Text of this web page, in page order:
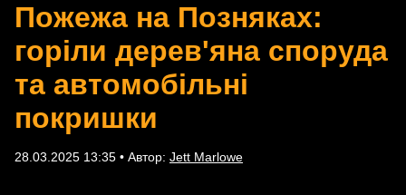
Пожежа на Позняках:
горіли дерев'яна споруда
та автомобільні
покришки
28.03.2025 13:35 • Автор: Jett Marlowe